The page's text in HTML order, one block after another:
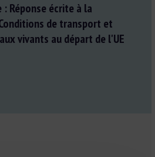
Réponse écrite à la
de transport et
vivants au départ de l'UE